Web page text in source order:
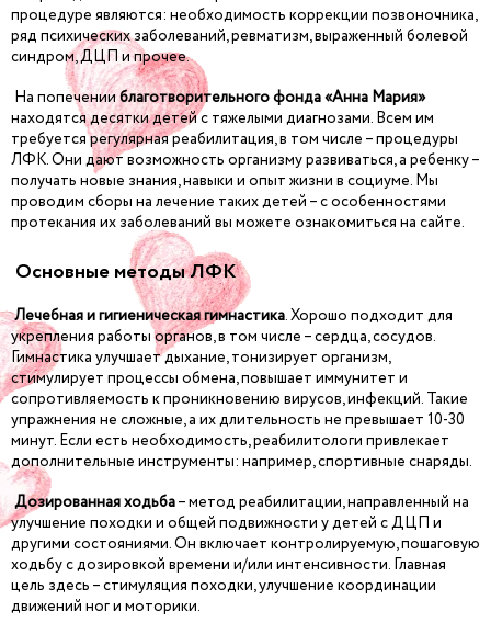
процедуре являются: необходимость коррекции позвоночника,
ряд психических заболеваний, ревматизм, выраженный болевой
синдром, ДЦП и прочее.
На попеченииблаготворительного фонда «Анна Мария»
находятся десятки детей с тяжелыми диагнозами. Всем им
требуется регулярная реабилитация, в том числе – процедуры
ЛФК. Они дают возможность организму развиваться, а ребенку –
получать новые знания, навыки и опыт жизни в социуме. Мы
проводим сборы на лечение таких детей – с особенностями
протекания их заболеваний вы можете ознакомиться на сайте.
Основные методы ЛФК
Лечебная и гигиеническая гимнастика. Хорошо подходит для
укрепления работы органов, в том числе – сердца, сосудов.
Гимнастика улучшает дыхание, тонизирует организм,
стимулирует процессы обмена, повышает иммунитет и
сопротивляемость к проникновению вирусов, инфекций. Такие
упражнения не сложные, а их длительность не превышает 10-30
минут. Если есть необходимость, реабилитологи привлекает
дополнительные инструменты: например, спортивные снаряды.
Дозированная ходьба– метод реабилитации, направленный на
улучшение походки и общей подвижности у детей с ДЦП и
другими состояниями. Он включает контролируемую, пошаговую
ходьбу с дозировкой времени и/или интенсивности. Главная
цель здесь – стимуляция походки, улучшение координации
движений ног и моторики.